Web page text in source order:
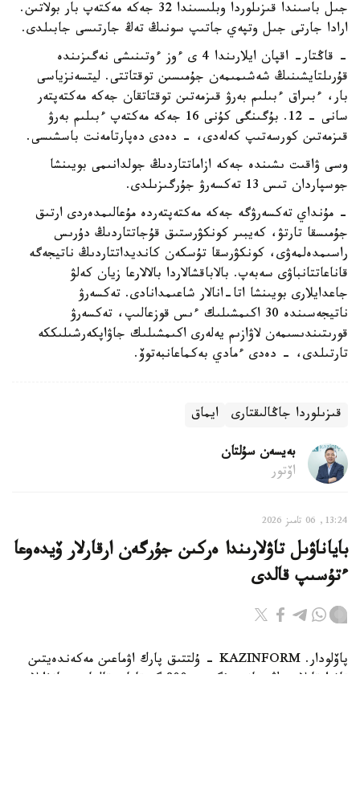
جىل باسىندا قىزىلوردا وبلىسىندا 32 جەكە مەكتەپ بار بولاتىن.
ارادا جارتى جىل وتپەي جاتىپ سونىڭ تەڭ جارتىسى جابىلدى.
- قاڭتار- اقپان ايلارىندا 4 ى ءوز ءوتىنىشى نەگىزىندە
قۇرىلتايشىنىڭ شەشىمىمەن جۇمىسىن توقتاتتى. ليتسەنزياسى
بار، ءبىراق ءبىلىم بەرۋ قىزمەتىن توقتاتقان جەكە مەكتەپتەر
سانى - 12. بۇگىنگى كۇنى 16 جەكە مەكتەپ ءبىلىم بەرۋ
قىزمەتىن كورسەتىپ كەلەدى، - دەدى دەپارتامەنت باسشىسى.
وسى ۋاقىت ىشىندە جەكە ازاماتتاردىڭ جولدانىمى بويىنشا
جوسپاردان تىس 13 تەكسەرۋ جۇرگىزىلدى.
- مۇنداي تەكسەرۋگە جەكە مەكتەپتەردە مۇعالىمدەردى ارتىق
جۇمىسقا تارتۋ، كەيبىر كونكۋرستىق قۇجاتتاردىڭ دۇرىس
راسىمدەلمەۋى، كونكۋرسقا تۇسكەن كانديداتتاردىڭ ناتيجەگە
قاناعاتتانباۋى سەبەپ. بالاباقشالاردا بالالارعا زيان كەلۋ
جاعدايلارى بويىنشا اتا-انالار شاعىمدانادى. تەكسەرۋ
ناتيجەسىندە 30 اكىمشىلىك ءىس قوزعالىپ، تەكسەرۋ
قورىتىندىسىمەن لاۋازىم يەلەرى اكىمشىلىك جاۋاپكەرشىلىككە
تارتىلدى، - دەدى ءمادي بەكماعانبەتوۆ.
قىزىلوردا جاڭالىقتارى ايماق
بەيسەن سۇلتان
اۆتور
13:24, 06 تامىز 2026
باياناۋىل تاۋلارىندا ەركىن جۇرگەن ارقارلار ۆيدەوعا
ءتۇسىپ قالدى
پاۆلودار. KAZINFORM - ۇلتتىق پارك اۋماعىن مەكەندەيتىن
تاۋ ارقارلارىنىڭ سانى بۇگىندە 800 گە تاياپ قالعان. جانۋارلار